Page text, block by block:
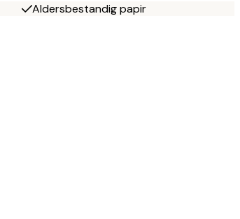
Aldersbestandig papir